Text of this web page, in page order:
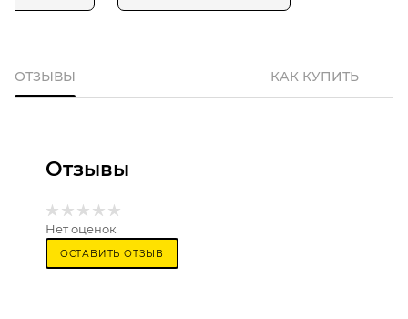
ОТЗЫВЫ КАК КУПИТЬ
Отзывы
Нет оценок
ОСТАВИТЬ ОТЗЫВ